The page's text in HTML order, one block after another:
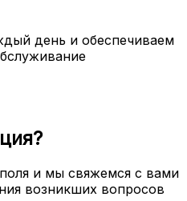
день и обеспечиваем
и мы свяжемся с вами
возникших вопросов